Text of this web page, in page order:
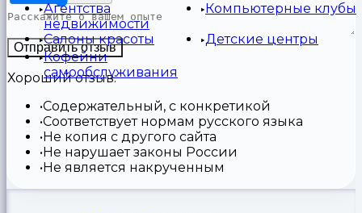
Агентства
недвижимости
Компьютерные клубы
Салоны красоты
Детские центры
Кофейни
самообслуживания
Отправить отзыв
Хороший отзыв:
Содержательный, с конкретикой
Соответствует нормам русского языка
Не копия с другого сайта
Не нарушает законы России
Не является накрученным